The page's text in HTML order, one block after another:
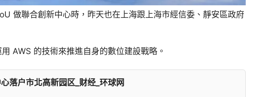
做聯合創新中心時，昨天也在上海跟上海市經信委、靜安區政府
AWS 的技術來推進自身的數位建設戰略。
落户市北高新园区_财经_环球网